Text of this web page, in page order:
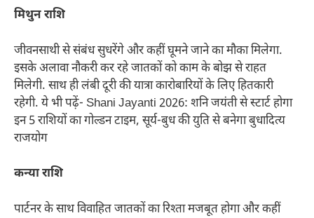
मिथुन राशि
जीवनसाथी से संबंध सुधरेंगे और कहीं घूमने जाने का मौका मिलेगा.
इसके अलावा नौकरी कर रहे जातकों को काम के बोझ से राहत
मिलेगी. साथ ही लंबी दूरी की यात्रा कारोबारियों के लिए हितकारी
रहेगी. ये भी पढ़ें- Shani Jayanti 2026: शनि जयंती से स्टार्ट होगा
इन 5 राशियों का गोल्डन टाइम, सूर्य-बुध की युति से बनेगा बुधादित्य
राजयोग
कन्या राशि
पार्टनर के साथ विवाहित जातकों का रिश्ता मजबूत होगा और कहीं